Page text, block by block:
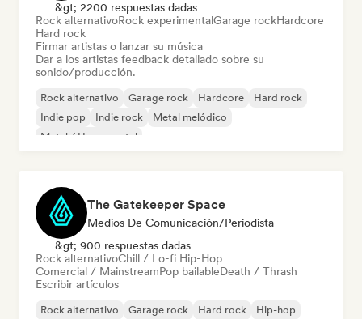
&gt; 2200 respuestas dadas
Rock alternativoRock experimentalGarage rockHardcore
Hard rock
Firmar artistas o lanzar su música
Dar a los artistas feedback detallado sobre su
sonido/producción.
Rock alternativo Garage rock Hardcore
Hard rock
Indie pop
Indie rock
Metal melódico
Metal / Heavy metal
The Gatekeeper Space
Medios De Comunicación/Periodista
&gt; 900 respuestas dadas
Rock alternativoChill / Lo-fi Hip-Hop
Comercial / MainstreamPop bailableDeath / Thrash
Escribir artículos
Rock alternativo Garage rock Hard rock
Hip-hop